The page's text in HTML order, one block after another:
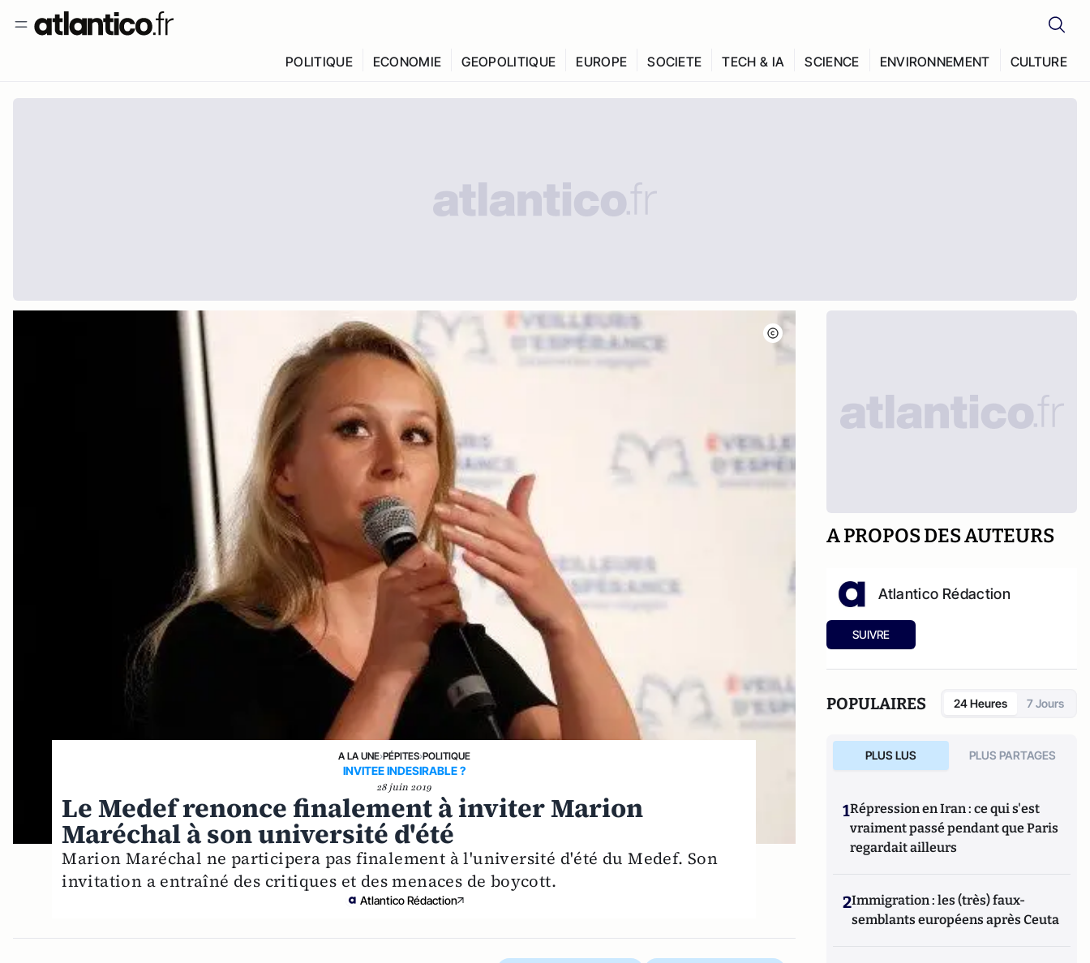
POLITIQUE ECONOMIE GEOPOLITIQUE EUROPE SOCIETE TECH & IA SCIENCE ENVIRONNEMENT CULTURE
A LA UNE›PÉPITES›POLITIQUE
INVITEE INDESIRABLE ?
28 juin 2019
Le Medef renonce finalement à inviter Marion
Maréchal à son université d'été
Marion Maréchal ne participera pas finalement à l'université d'été du Medef. Son
invitation a entraîné des critiques et des menaces de boycott.
Atlantico Rédaction
A PROPOS DES AUTEURS
Atlantico Rédaction
SUIVRE
POPULAIRES 24 Heures 7 Jours
PLUS LUS PLUS PARTAGES
1Répression en Iran : ce qui s'est
vraiment passé pendant que Paris
regardait ailleurs
2Immigration : les (très) faux-
semblants européens après Ceuta